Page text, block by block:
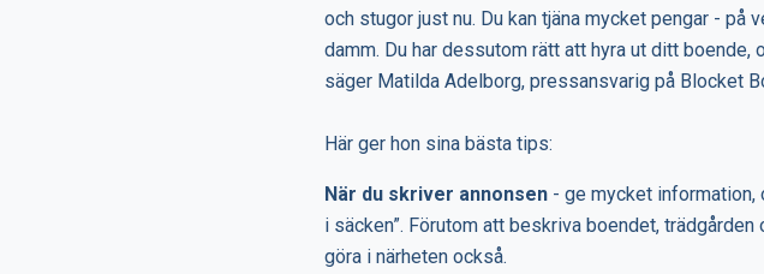
och stugor just nu. Du kan tjäna mycket pengar -
damm. Du har dessutom rätt att hyra ut ditt
säger Matilda Adelborg, pressansvarig på Blocket
Här ger hon sina bästa tips:
När du skriver annonsen - ge mycket information,
i säcken”. Förutom att beskriva boendet,
göra i närheten också.